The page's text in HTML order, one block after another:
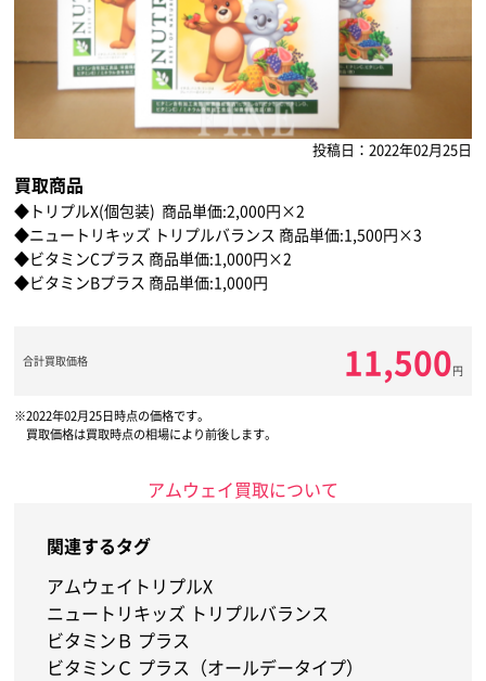
投稿日：2022年02月25日
買取商品
◆トリプルX(個包装) 商品単価:2,000円×2
◆ニュートリキッズ トリプルバランス 商品単価:1,500円×3
◆ビタミンCプラス 商品単価:1,000円×2
◆ビタミンBプラス 商品単価:1,000円
合計買取価格 11,500円
2022年02月25日時点の価格です。
買取価格は買取時点の相場により前後します。
アムウェイ買取について
関連するタグ
アムウェイ トリプルX
ニュートリキッズ トリプルバランス
ビタミンＢ プラス
ビタミンＣ プラス（オールデータイプ）